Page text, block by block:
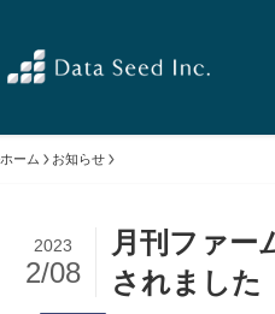
ホーム お知らせ
月刊ファー
されました
2023
2/08